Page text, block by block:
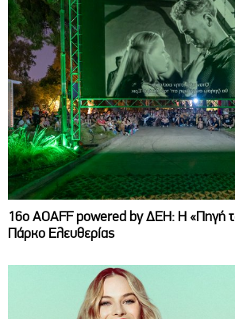
16ο AOAFF powered by ΔΕΗ: Η «Πηγή
Πάρκο Ελευθερίας